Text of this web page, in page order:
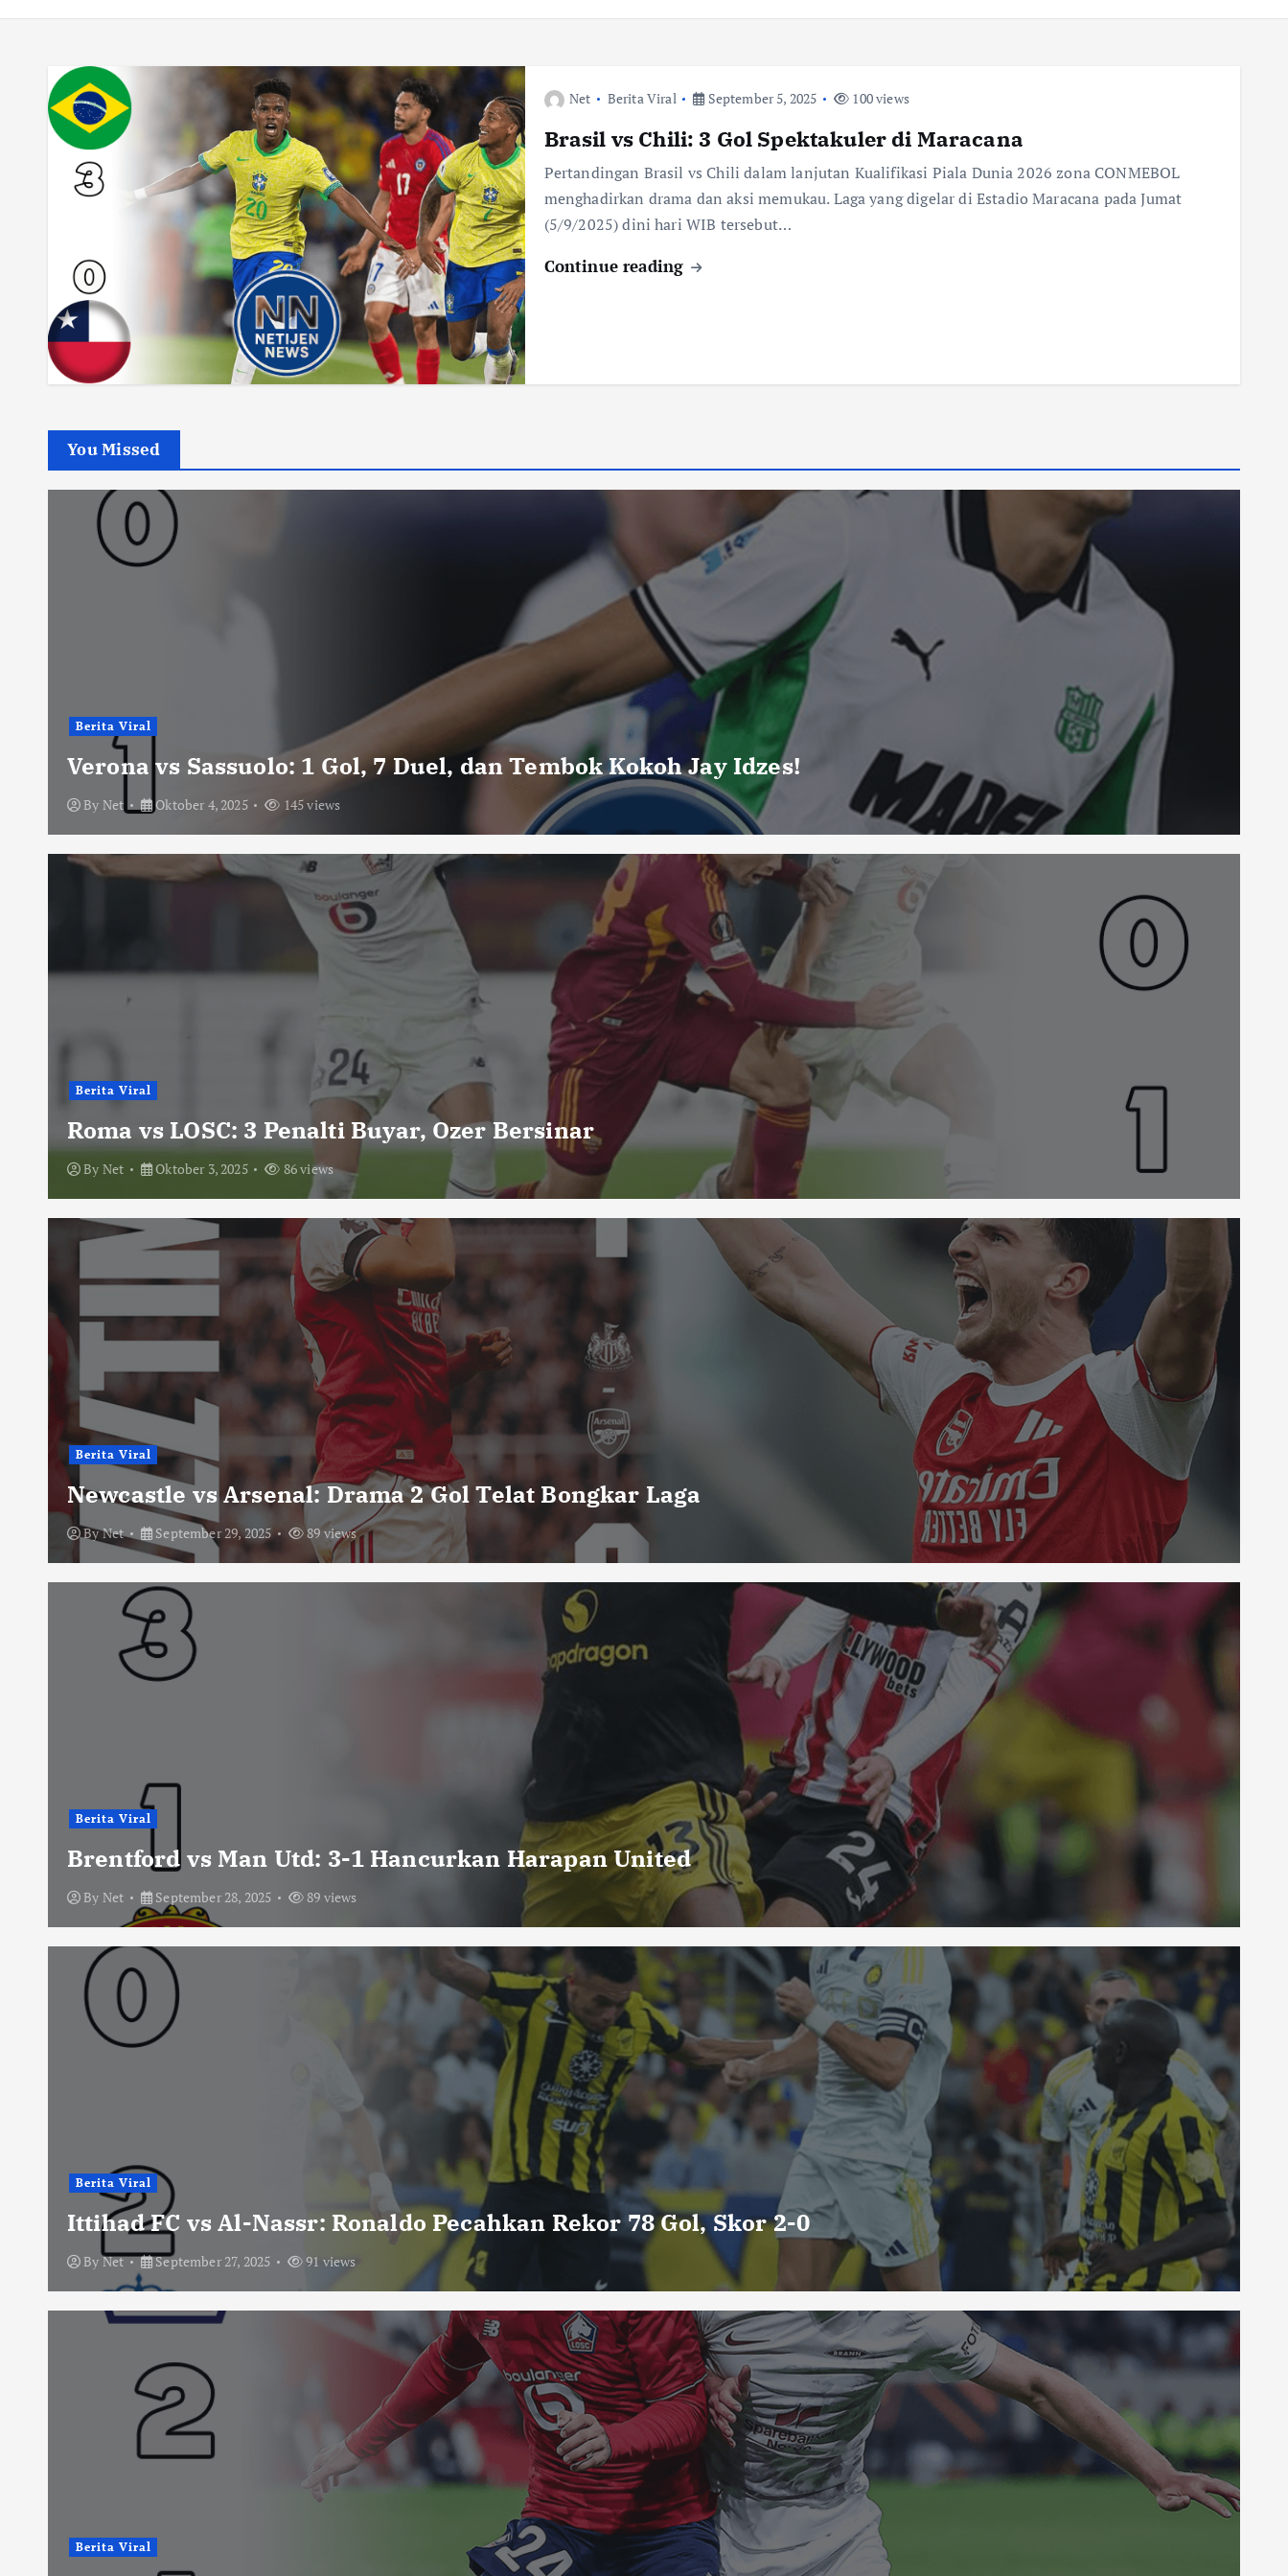
Net Berita Viral September 5, 2025 100 views
Brasil vs Chili: 3 Gol Spektakuler di Maracana
Pertandingan Brasil vs Chili dalam lanjutan Kualifikasi Piala Dunia 2026 zona CONMEBOL
menghadirkan drama dan aksi memukau. Laga yang digelar di Estadio Maracana pada Jumat
(5/9/2025) dini hari WIB tersebut…
Continue reading
You Missed
Berita Viral
Verona vs Sassuolo: 1 Gol, 7 Duel, dan Tembok Kokoh Jay Idzes!
By Net Oktober 4, 2025 145 views
Berita Viral
Roma vs LOSC: 3 Penalti Buyar, Ozer Bersinar
By Net Oktober 3, 2025 86 views
Berita Viral
Newcastle vs Arsenal: Drama 2 Gol Telat Bongkar Laga
ByNet September 29, 2025 89 views
Berita Viral
Brentford vs Man Utd: 3-1 Hancurkan Harapan United
By Net September 28, 2025 89 views
Berita Viral
Ittihad FC vs Al-Nassr: Ronaldo Pecahkan Rekor 78 Gol, Skor 2-0
ByNet September 27, 2025 91 views
Berita Viral